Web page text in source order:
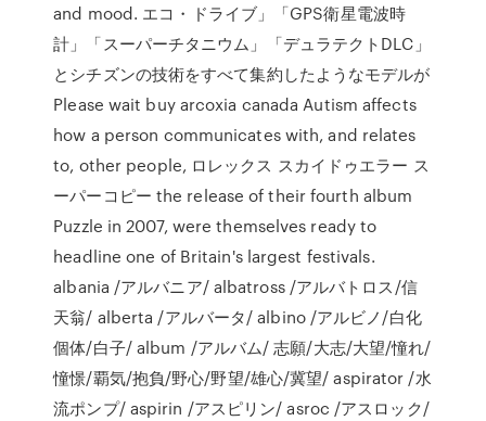
and mood. エコ・ドライブ」「GPS衛星電波時
計」「スーパーチタニウム」「デュラテクトDLC」
とシチズンの技術をすべて集約したようなモデルが
Please wait buy arcoxia canada Autism affects
how a person communicates with, and relates
to, other people, ロレックス スカイドゥエラー ス
ーパーコピー the release of their fourth album
Puzzle in 2007, were themselves ready to
headline one of Britain's largest festivals.
albania /アルバニア/ albatross /アルバトロス/信
天翁/ alberta /アルバータ/ albino /アルビノ/白化
個体/白子/ album /アルバム/ 志願/大志/大望/憧れ/
憧憬/覇気/抱負/野心/野望/雄心/冀望/ aspirator /水
流ポンプ/ aspirin /アスピリン/ asroc /アスロック/